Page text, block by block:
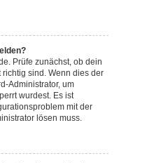
Prüfe zunächst, ob dein
sind. Wenn dies der
Administrator, um
wurdest. Es ist
mit der
lösen muss.